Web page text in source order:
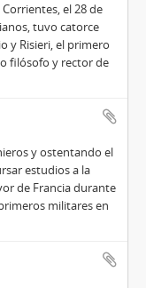
el 28 de
tuvo catorce
y Risieri, el primero
filósofo y rector de
y ostentando el
estudios a la
de Francia durante
militares en